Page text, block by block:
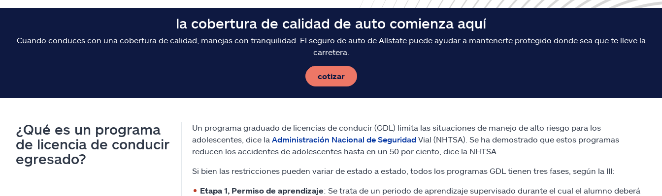
la cobertura de calidad de auto comienza aquí
Cuando conduces con una cobertura de calidad, manejas con tranquilidad. El seguro de auto de Allstate puede ayudar a mantenerte protegido donde sea que te lleve la
carretera.
cotizar
¿Qué es un programa
de licencia de conducir
egresado?
Un programa graduado de licencias de conducir (GDL) limita las situaciones de manejo de alto riesgo para los
adolescentes, dice la Administración Nacional de SeguridadVial (NHTSA). Se ha demostrado que estos programas
reducen los accidentes de adolescentes hasta en un 50 por ciento, dice la NHTSA.
Si bien las restricciones pueden variar de estado a estado, todos los programas GDL tienen tres fases, según la III:
Etapa 1, Permiso de aprendizaje: Se trata de un periodo de aprendizaje supervisado durante el cual el alumno deberá